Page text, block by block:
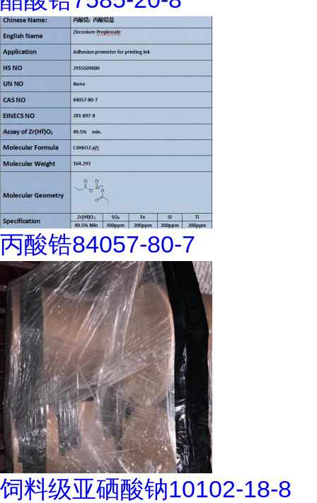
丙酸锆84057-80-7
饲料级亚硒酸钠10102-18-8